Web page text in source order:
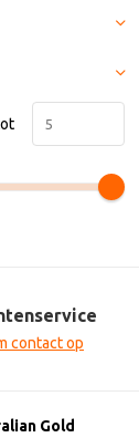
contact op
Gold